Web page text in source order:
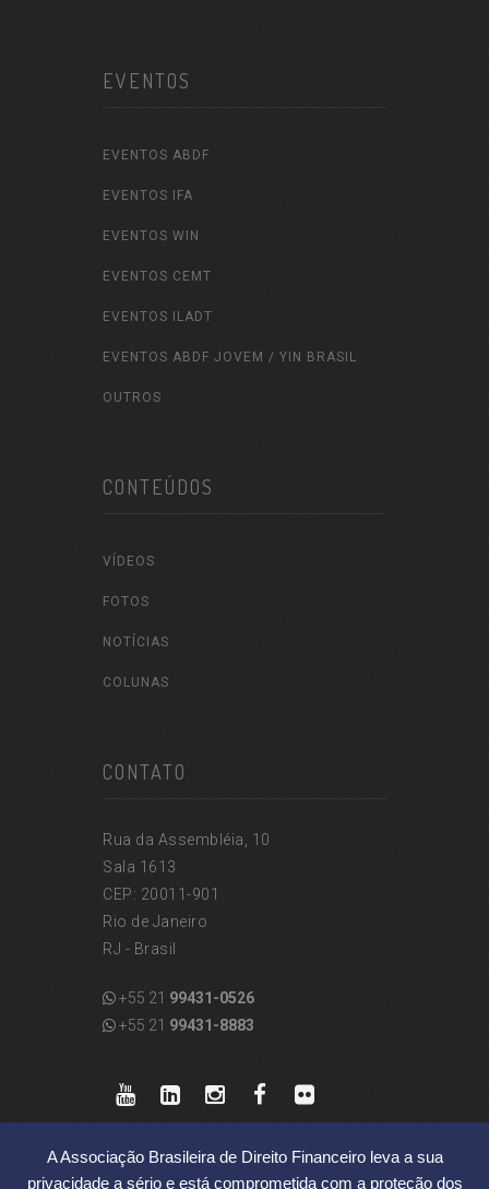
A Associação Brasileira de Direito Financeiro leva a sua
privacidade a sério e está comprometida com a proteção dos
EVENTOS
EVENTOS ABDF
EVENTOS IFA
EVENTOS WIN
EVENTOS CEMT
EVENTOS ILADT
EVENTOS ABDF JOVEM / YIN BRASIL
OUTROS
CONTEÚDOS
VÍDEOS
FOTOS
NOTÍCIAS
COLUNAS
CONTATO
Rua da Assembléia, 10
Sala 1613
CEP: 20011-901
Rio de Janeiro
RJ - Brasil
+55 21 99431-0526
+55 21 99431-8883